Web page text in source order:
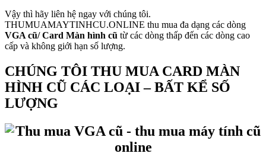
Vậy thì hãy liên hệ ngay với chúng tôi.
THUMUAMAYTINHCU.ONLINE thu mua đa dạng các dòng
VGA cũ/ Card Màn hình cũ từ các dòng thấp đến các dòng cao
cấp và không giới hạn số lượng.
CHÚNG TÔI THU MUA CARD MÀN
HÌNH CŨ CÁC LOẠI – BẤT KỂ SỐ
LƯỢNG